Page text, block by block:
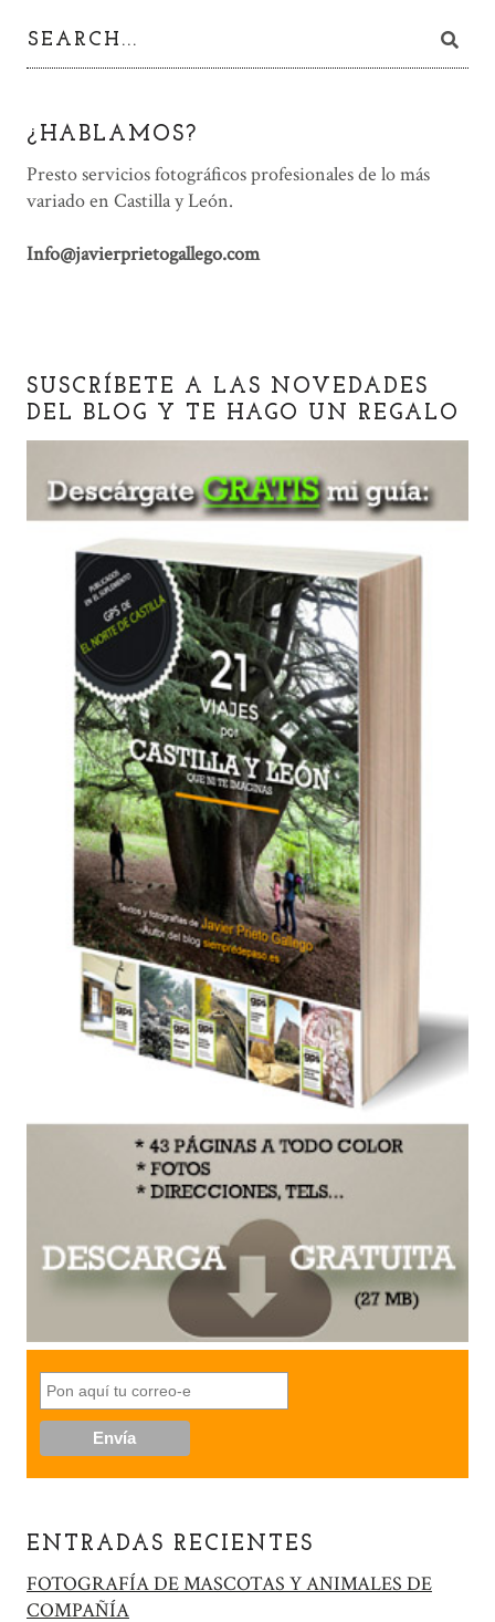
¿HABLAMOS?
Presto servicios fotográficos profesionales de lo más
variado en Castilla y León.
Info@javierprietogallego.com
SUSCRÍBETE A LAS NOVEDADES
DEL BLOG Y TE HAGO UN REGALO
ENTRADAS RECIENTES
FOTOGRAFÍA DE MASCOTAS Y ANIMALES DE
COMPAÑÍA